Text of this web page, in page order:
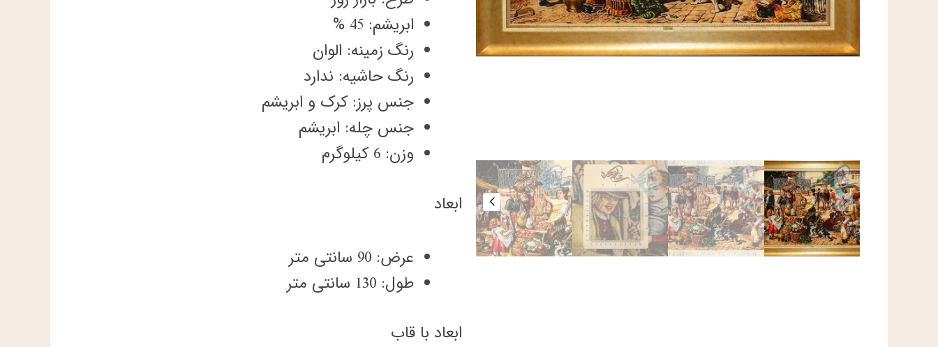
ابریشم: 45 %
رنگ زمینه: الوان
رنگ حاشیه: ندارد
جنس پرز: کرک و ابریشم
جنس چله: ابریشم
وزن: 6 کیلوگرم
ابعاد
عرض: 90 سانتی متر
طول: 130 سانتی متر
ابعاد با قاب